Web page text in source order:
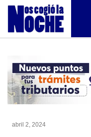
abril 2, 2024